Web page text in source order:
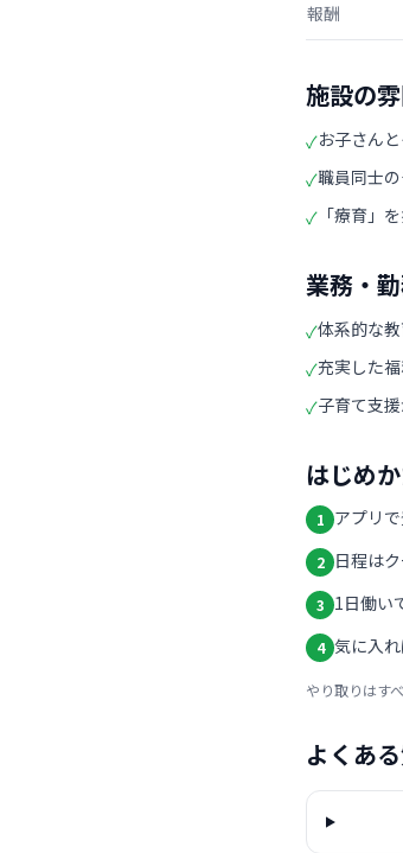
報酬
施設の
✓お子さん
✓職員同士
✓ 「療育」
業務・
✓体系的な
✓充実した
✓子育て支
はじめ
1 アプリ
2 日程は
3 1日働い
4 気に入
やり取りはす
よくあ